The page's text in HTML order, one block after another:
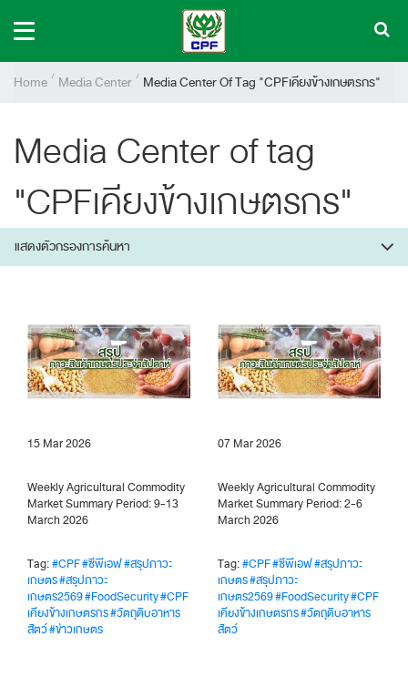
Home Media Center Media Center Of Tag "CPFเคียงข้างเกษตรกร"
Media Center of tag
"CPFเคียงข้างเกษตรกร"
แสดงตัวกรองการค้นหา
15 Mar 2026
Weekly Agricultural Commodity
Market Summary Period: 9-13
March 2026
Tag:#CPF#ซีพีเอฟ#สรุปภาวะ
เกษตร#สรุปภาวะ
เกษตร2569#FoodSecurity#CPF
เคียงข้างเกษตรกร#วัตถุดิบอาหาร
สัตว์#ข่าวเกษตร
07 Mar 2026
Weekly Agricultural Commodity
Market Summary Period: 2-6
March 2026
Tag:#CPF#ซีพีเอฟ#สรุปภาวะ
เกษตร#สรุปภาวะ
เกษตร2569#FoodSecurity#CPF
เคียงข้างเกษตรกร#วัตถุดิบอาหาร
สัตว์